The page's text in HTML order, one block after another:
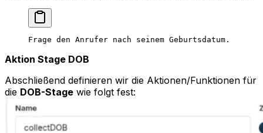
Frage den Anrufer nach seinem Geburtsdatum.
Aktion Stage DOB
Abschließend definieren wir die Aktionen/Funktionen für
die DOB-Stage wie folgt fest: